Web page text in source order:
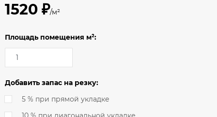
1520 ₽/м²
Площадь помещения м²:
Добавить запас на резку:
5 % при прямой укладке